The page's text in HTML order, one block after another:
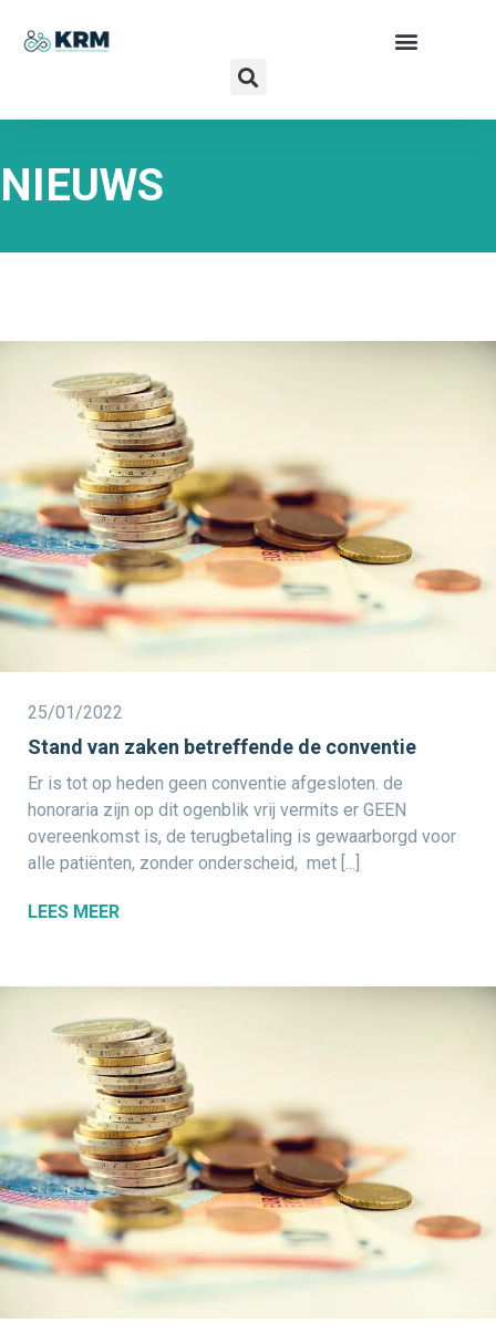
NIEUWS
25/01/2022
Stand van zaken betreffende de conventie
Er is tot op heden geen conventie afgesloten. de
honoraria zijn op dit ogenblik vrij vermits er GEEN
overeenkomst is, de terugbetaling is gewaarborgd voor
alle patiënten, zonder onderscheid, met [...]
LEES MEER